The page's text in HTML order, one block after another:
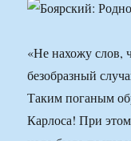
«Не нахожу слов,
безобразный
Таким поганым
Карлоса! При